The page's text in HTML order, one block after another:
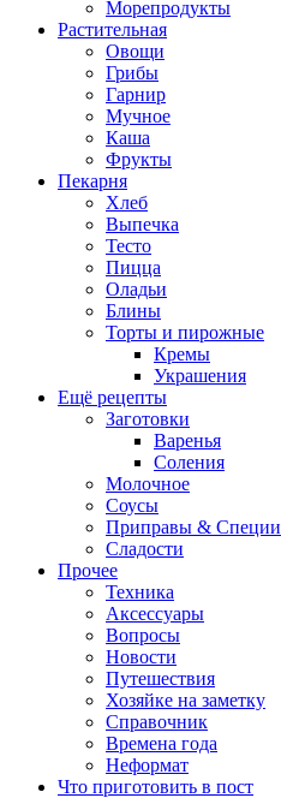
Морепродукты
Растительная
Овощи
Грибы
Гарнир
Мучное
Каша
Фрукты
Пекарня
Хлеб
Выпечка
Тесто
Пицца
Оладьи
Блины
Торты и пирожные
Кремы
Украшения
Ещё рецепты
Заготовки
Варенья
Соления
Молочное
Соусы
Приправы & Специи
Сладости
Прочее
Техника
Аксессуары
Вопросы
Новости
Путешествия
Хозяйке на заметку
Справочник
Времена года
Неформат
Что приготовить в пост